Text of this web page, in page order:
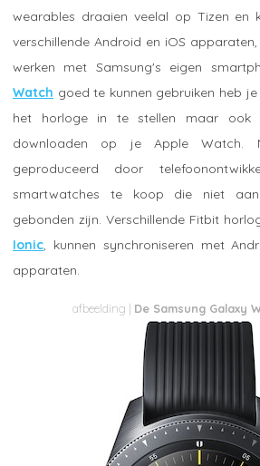
wearables draaien veelal op Tizen en
verschillende Android en iOS
werken met Samsung's eigen
Watch goed te kunnen gebruiken heb
het horloge in te stellen maar ook
downloaden op je Apple Watch.
geproduceerd door
smartwatches te koop die niet
gebonden zijn. Verschillende Fitbit
Ionic, kunnen synchroniseren met
apparaten.
De Samsung Galaxy